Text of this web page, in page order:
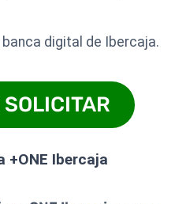
digital de Ibercaja.
SOLICITAR
+ONE Ibercaja